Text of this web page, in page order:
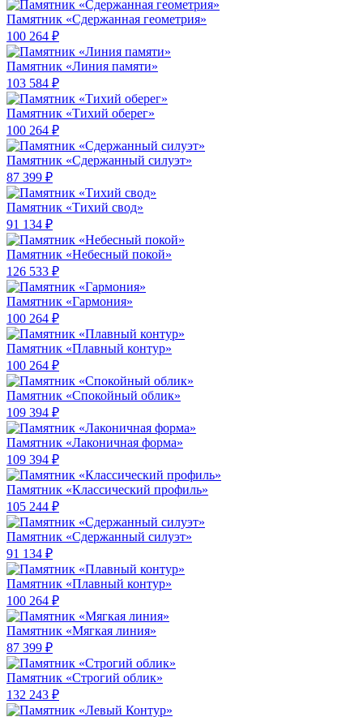
Памятник «Сдержанная геометрия»
100 264 ₽
Памятник «Линия памяти»
103 584 ₽
Памятник «Тихий оберег»
100 264 ₽
Памятник «Сдержанный силуэт»
87 399 ₽
Памятник «Тихий свод»
91 134 ₽
Памятник «Небесный покой»
126 533 ₽
Памятник «Гармония»
100 264 ₽
Памятник «Плавный контур»
100 264 ₽
Памятник «Спокойный облик»
109 394 ₽
Памятник «Лаконичная форма»
109 394 ₽
Памятник «Классический профиль»
105 244 ₽
Памятник «Сдержанный силуэт»
91 134 ₽
Памятник «Плавный контур»
100 264 ₽
Памятник «Мягкая линия»
87 399 ₽
Памятник «Строгий облик»
132 243 ₽